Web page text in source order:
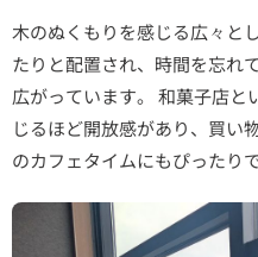
木のぬくもりを感じる広々と
たりと配置され、時間を忘れ
広がっています。 和菓子店
じるほど開放感があり、買い
のカフェタイムにもぴったりで